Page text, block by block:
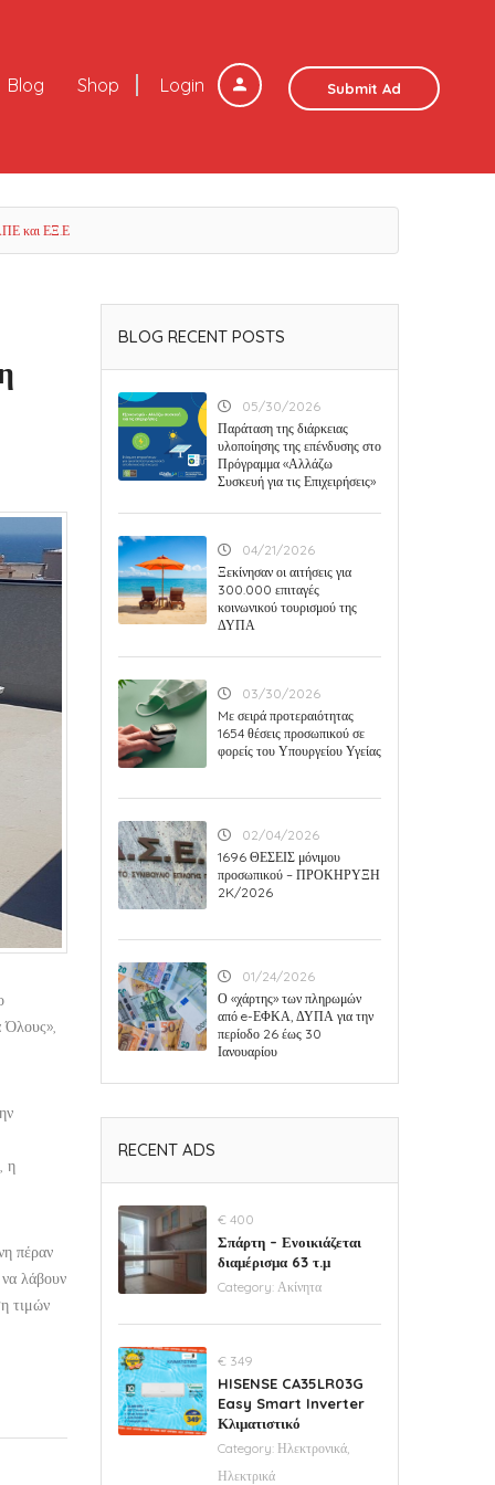
Login Submit Ad
Blog Shop
και ΕΞ.Ε
Όλους»,
η
πέραν
λάβουν
τιμών
BLOG RECENT POSTS
05/30/2026
Παράταση της διάρκειας
υλοποίησης της επένδυσης στο
Πρόγραμμα «Αλλάζω
Συσκευή για τις Επιχειρήσεις»
04/21/2026
Ξεκίνησαν οι αιτήσεις για
300.000 επιταγές
κοινωνικού τουρισμού της
ΔΥΠΑ
03/30/2026
Mε σειρά προτεραιότητας
1654 θέσεις προσωπικού σε
φορείς του Υπουργείου Υγείας
02/04/2026
1696 ΘΕΣΕΙΣ μόνιμου
προσωπικού – ΠΡΟΚΗΡΥΞΗ
2K/2026
01/24/2026
Ο «χάρτης» των πληρωμών
από e-ΕΦΚΑ, ΔΥΠΑ για την
περίοδο 26 έως 30
Ιανουαρίου
RECENT ADS
€ 400
Σπάρτη – Ενοικιάζεται
διαμέρισμα 63 τ.μ
Category: Ακίνητα
€ 349
HISENSE CA35LR03G
Easy Smart Inverter
Κλιματιστικό
Category: Ηλεκτρονικά,
Ηλεκτρικά